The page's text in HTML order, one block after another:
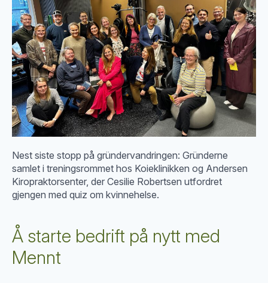
Nest siste stopp på gründervandringen: Gründerne
samlet i treningsrommet hos Koieklinikken og Andersen
Kiropraktorsenter, der Cesilie Robertsen utfordret
gjengen med quiz om kvinnehelse.
Å starte bedrift på nytt med
Mennt